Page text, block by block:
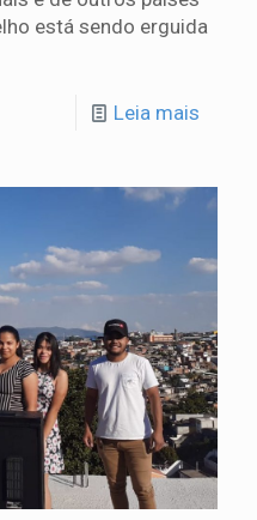
está sendo erguida
Leia mais